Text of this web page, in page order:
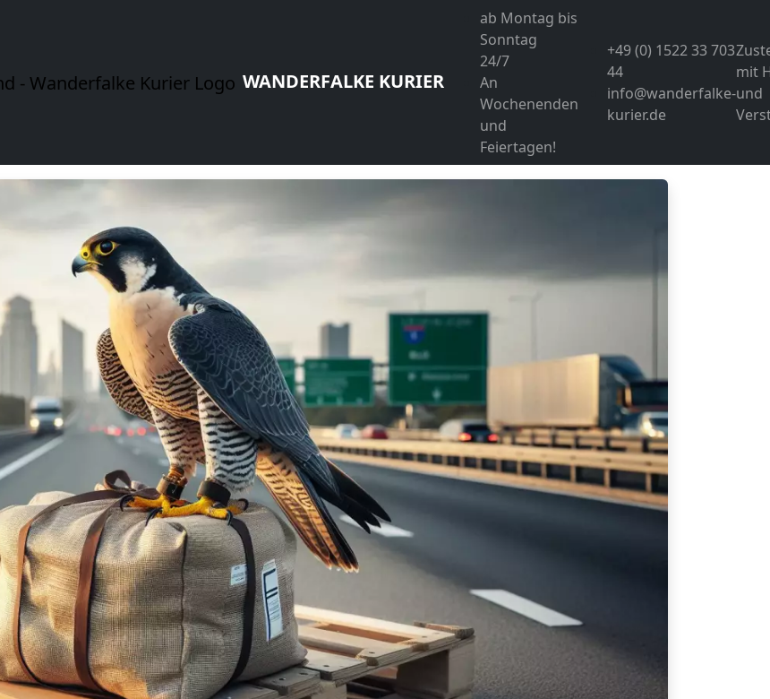
WANDERFALKE KURIER
ab Montag bis
Sonntag
24/7
An
Wochenenden
und
Feiertagen!
+49 (0) 1522 33 703
44
info@wanderfalke-
kurier.de
mit
und